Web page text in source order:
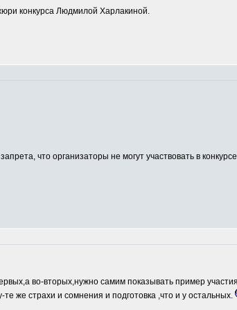
конкурса Людмилой Харлакиной.
что организаторы не могут участвовать в
во-вторых,нужно самим показывать пример
же страхи и сомнения и подготовка ,что и у остальных.